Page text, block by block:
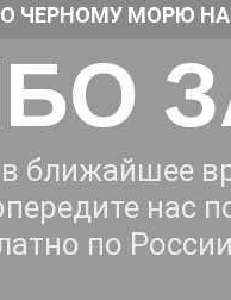
ЧЕРНОМУ МОРЮ
ближайшее
нас
по